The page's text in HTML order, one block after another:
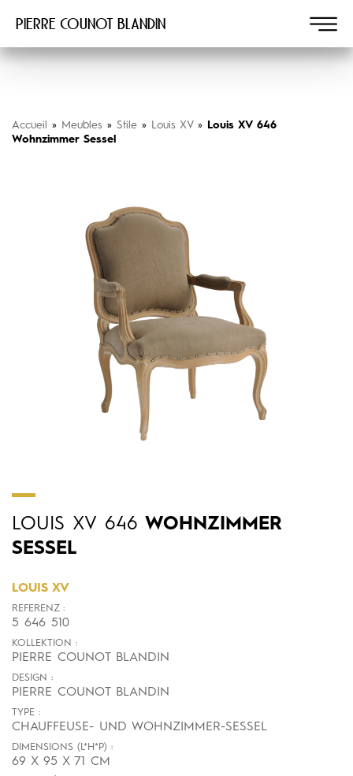
Pierre COUNOT BLANDIN
Accueil » Meubles » Stile » Louis XV»
Louis XV 646
Wohnzimmer Sessel
LOUIS XV 646 WOHNZIMMER
SESSEL
LOUIS XV
REFERENZ :
5 646 510
KOLLEKTION :
PIERRE COUNOT BLANDIN
DESIGN :
PIERRE COUNOT BLANDIN
TYPE :
CHAUFFEUSE- UND WOHNZIMMER-SESSEL
DIMENSIONS (L*H*P) :
69 X 95 X 71 CM